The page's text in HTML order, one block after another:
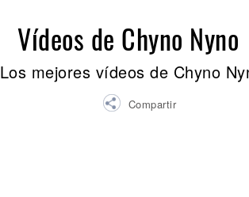
Vídeos de Chyno Nyno
Los mejores vídeos de Chyno
Compartir